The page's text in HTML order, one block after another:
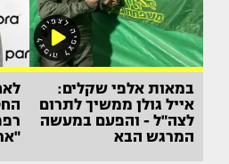
במאות אלפי שקלים:
אייל גולן ממשיך לתרום
לצה"ל - והפעם במעשה
המרגש הבא